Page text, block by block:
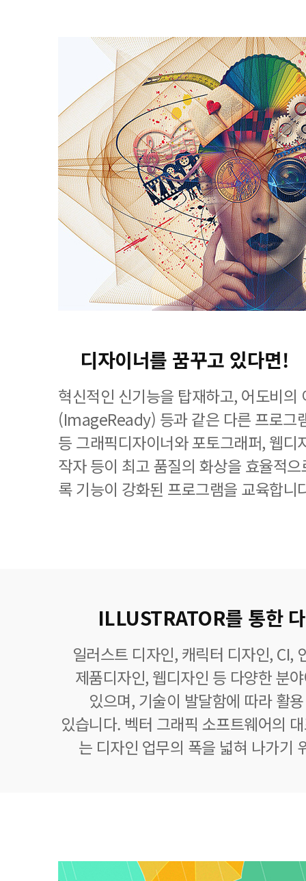
디자이너를 꿈꾸고 있다면!
혁신적인 신기능을 탑재하고, 어도비의
(ImageReady) 등과 같은 다른 프로그
등 그래픽디자이너와 포토그래퍼, 웹디
작자 등이 최고 품질의 화상을 효율적
록 기능이 강화된 프로그램을 교육합니
ILLUSTRATOR를 통한
일러스트 디자인, 캐릭터 디자인, CI,
제품디자인, 웹디자인 등 다양한 분
있으며, 기술이 발달함에 따라 활
있습니다. 벡터 그래픽 소프트웨어의
는 디자인 업무의 폭을 넓혀 나가기